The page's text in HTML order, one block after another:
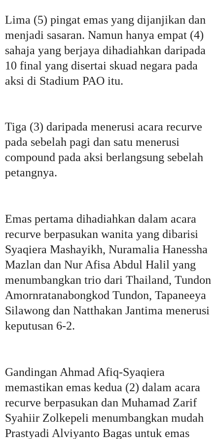
Lima (5) pingat emas yang dijanjikan dan
menjadi sasaran. Namun hanya empat (4)
sahaja yang berjaya dihadiahkan daripada
10 final yang disertai skuad negara pada
aksi di Stadium PAO itu.
Tiga (3) daripada menerusi acara recurve
pada sebelah pagi dan satu menerusi
compound pada aksi berlangsung sebelah
petangnya.
Emas pertama dihadiahkan dalam acara
recurve berpasukan wanita yang dibarisi
Syaqiera Mashayikh, Nuramalia Hanessha
Mazlan dan Nur Afisa Abdul Halil yang
menumbangkan trio dari Thailand, Tundon
Amornratanabongkod Tundon, Tapaneeya
Silawong dan Natthakan Jantima menerusi
keputusan 6-2.
Gandingan Ahmad Afiq-Syaqiera
memastikan emas kedua (2) dalam acara
recurve berpasukan dan Muhamad Zarif
Syahiir Zolkepeli menumbangkan mudah
Prastyadi Alviyanto Bagas untuk emas